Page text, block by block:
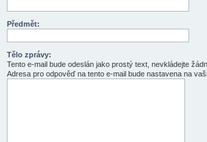
Předmět:
Tělo zprávy:
Tento e-mail bude odeslán jako prostý text, nevkládejte
Adresa pro odpověď na tento e-mail bude nastavena na vaši.